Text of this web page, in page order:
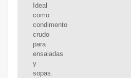
Ideal
como
condimento
crudo
para
ensaladas
y
sopas.